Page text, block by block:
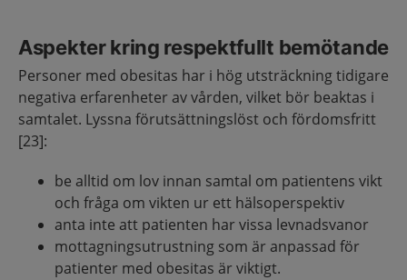
Aspekter kring respektfullt bemötande
Personer med obesitas har i hög utsträckning tidigare
negativa erfarenheter av vården, vilket bör beaktas i
samtalet. Lyssna förutsättningslöst och fördomsfritt
[23]:
be alltid om lov innan samtal om patientens vikt
och fråga om vikten ur ett hälsoperspektiv
anta inte att patienten har vissa levnadsvanor
mottagningsutrustning som är anpassad för
patienter med obesitas är viktigt.